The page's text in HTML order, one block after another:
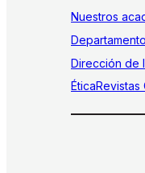
Nuestros
Dirección de
ÉticaRevistas